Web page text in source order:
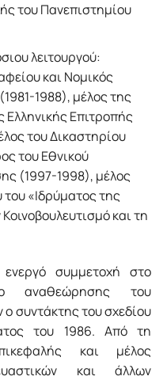
του Πανεπιστημίου
λειτουργού:
και Νομικός
1988), μέλος της
Ελληνικής Επιτροπής
του Δικαστηρίου
του Εθνικού
(1997-1998), μέλος
του «Ιδρύματος της
και τη
συμμετοχή στο
αναθεώρησης του
ο συντάκτης του σχεδίου
του 1986. Από τη
και μέλος
και άλλων